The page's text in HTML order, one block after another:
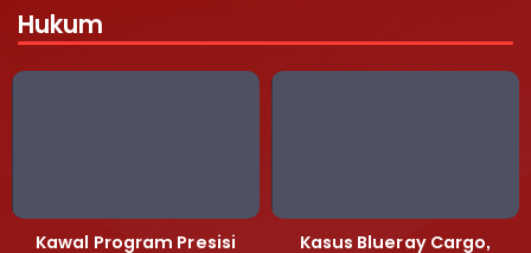
Hukum
Kawal Program Presisi
Kasus Blueray Cargo,